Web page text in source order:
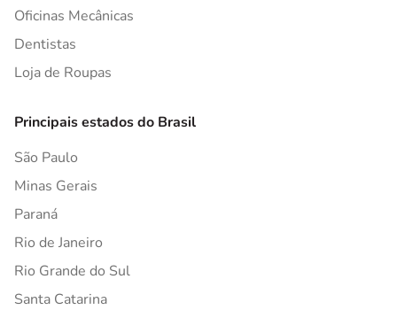
Oficinas Mecânicas
Dentistas
Loja de Roupas
Principais estados do Brasil
São Paulo
Minas Gerais
Paraná
Rio de Janeiro
Rio Grande do Sul
Santa Catarina